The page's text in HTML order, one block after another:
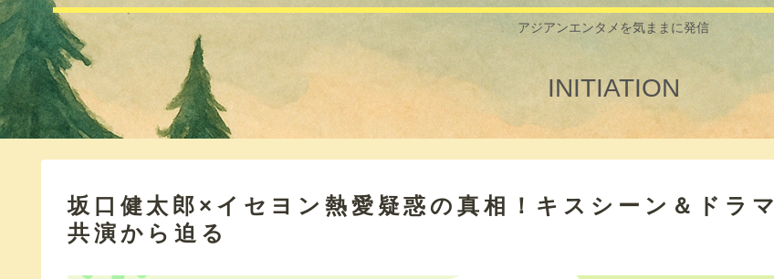
アジアンエンタメを気ままに発信
INITIATION
坂口健太郎×イセヨン熱愛疑惑の真相！キスシーン＆ドラマ
共演から迫る